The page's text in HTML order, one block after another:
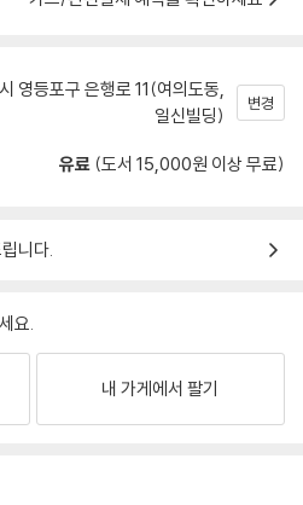
영등포구 은행로 11(여의도동,
일신빌딩)
변경
유료 (도서 15,000원 이상 무료)
니다.
요.
내 가게에서 팔기